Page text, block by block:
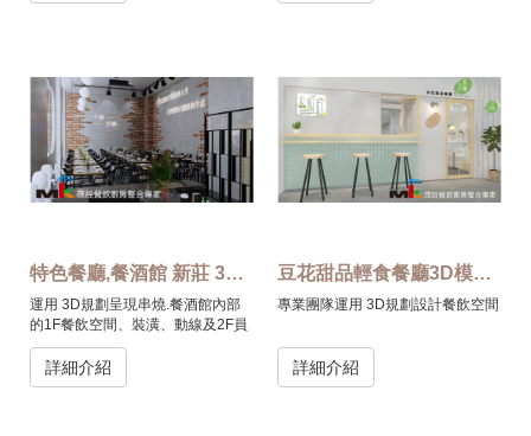
特色餐廳,餐酒館 新莊 3D模擬圖
運用 3D規劃呈現串燒.餐酒館內部
的1F餐飲空間、裝潢、動線及2F員
工休息區。
詳細介紹
豆花甜品輕食餐廳3D模擬圖
專業團隊運用 3D規劃設計餐飲空間
詳細介紹